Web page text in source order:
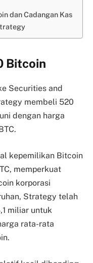
dan Cadangan Kas
Bitcoin
Securities and
membeli 520
dengan harga
kepemilikan Bitcoin
memperkuat
korporasi
Strategy telah
miliar untuk
rata-rata